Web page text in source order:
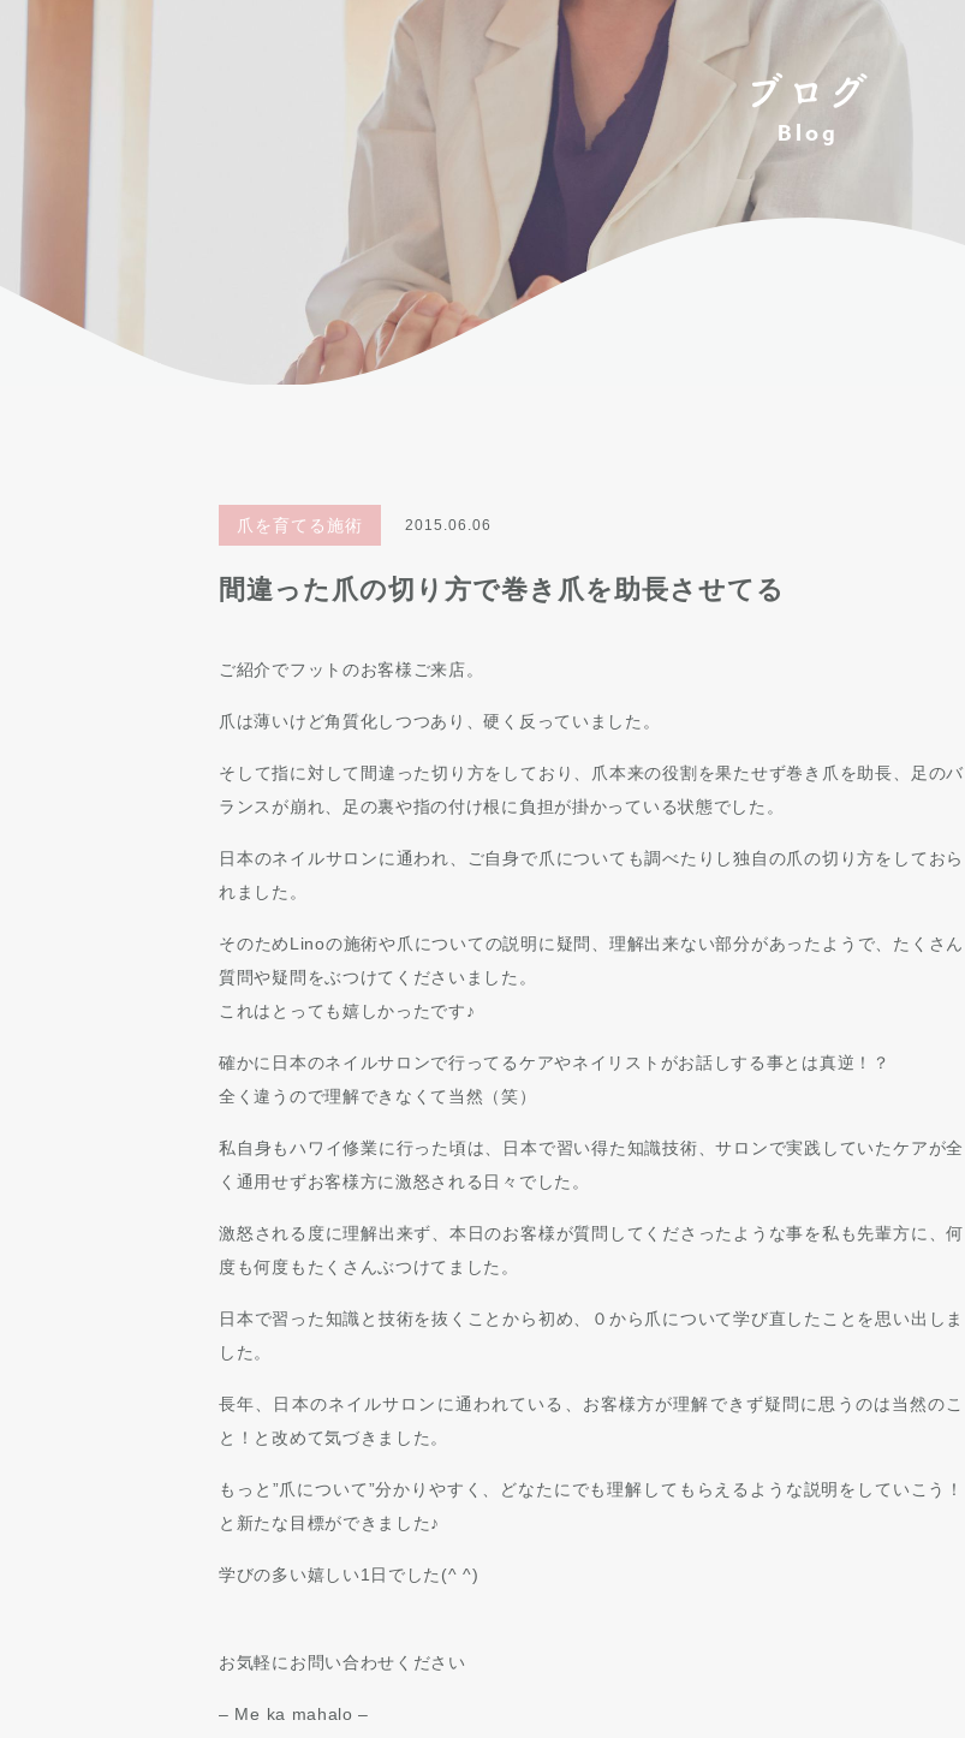
ブログ
Blog
爪を育てる施術 2015.06.06
間違った爪の切り方で巻き爪を助長させてる
ご紹介でフットのお客様ご来店。
爪は薄いけど角質化しつつあり、硬く反っていました。
そして指に対して間違った切り方をしており、爪本来の役割を果たせず巻き爪を助長、足のバ
ランスが崩れ、足の裏や指の付け根に負担が掛かっている状態でした。
日本のネイルサロンに通われ、ご自身で爪についても調べたりし独自の爪の切り方をしておら
れました。
そのためLinoの施術や爪についての説明に疑問、理解出来ない部分があったようで、たくさん
質問や疑問をぶつけてくださいました。
これはとっても嬉しかったです♪
確かに日本のネイルサロンで行ってるケアやネイリストがお話しする事とは真逆！？
全く違うので理解できなくて当然（笑）
私自身もハワイ修業に行った頃は、日本で習い得た知識技術、サロンで実践していたケアが全
く通用せずお客様方に激怒される日々でした。
激怒される度に理解出来ず、本日のお客様が質問してくださったような事を私も先輩方に、何
度も何度もたくさんぶつけてました。
日本で習った知識と技術を抜くことから初め、０から爪について学び直したことを思い出しま
した。
長年、日本のネイルサロンに通われている、お客様方が理解できず疑問に思うのは当然のこ
と！と改めて気づきました。
もっと”爪について”分かりやすく、どなたにでも理解してもらえるような説明をしていこう！
と新たな目標ができました♪
学びの多い嬉しい1日でした(^ ^)
お気軽にお問い合わせください
– Me ka mahalo –